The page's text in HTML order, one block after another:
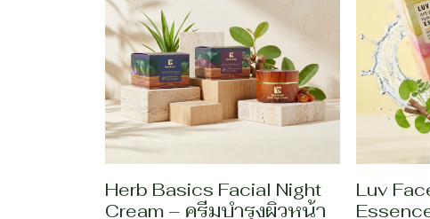
Herb Basics Facial Night
Cream – ครีมบำรุงผิวหน้า
Luv